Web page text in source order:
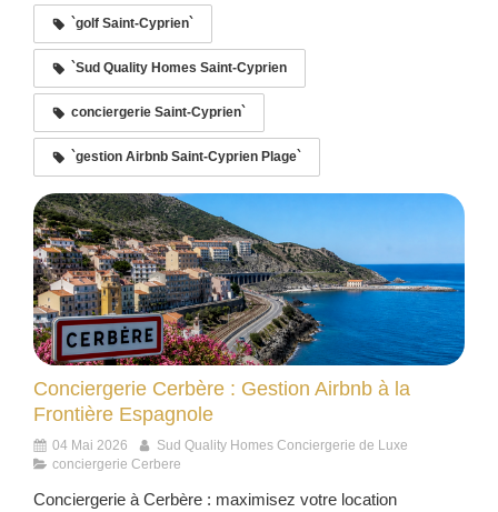
`golf Saint-Cyprien`
`Sud Quality Homes Saint-Cyprien
conciergerie Saint-Cyprien`
`gestion Airbnb Saint-Cyprien Plage`
Conciergerie Cerbère : Gestion Airbnb à la
Frontière Espagnole
04 Mai 2026
Sud Quality Homes Conciergerie de Luxe
conciergerie Cerbere
Conciergerie à Cerbère : maximisez votre location